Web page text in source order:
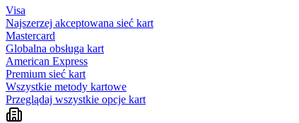
Visa
Najszerzej akceptowana sieć kart
Mastercard
Globalna obsługa kart
American Express
Premium sieć kart
Wszystkie metody kartowe
Przeglądaj wszystkie opcje kart